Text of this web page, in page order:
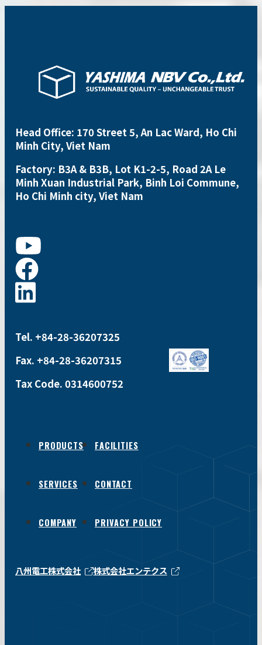
Head Office: 170 Street 5, An Lac Ward, Ho Chi
Minh City, Viet Nam
Factory: B3A & B3B, Lot K1-2-5, Road 2A Le
Minh Xuan Industrial Park, Binh Loi Commune,
Ho Chi Minh city, Viet Nam
Tel. +84-28-36207325
Fax. +84-28-36207315
Tax Code. 0314600752
PRODUCTS
SERVICES
COMPANY
FACILITIES
CONTACT
PRIVACY POLICY
八州電工株式会社 株式会社エンテクス